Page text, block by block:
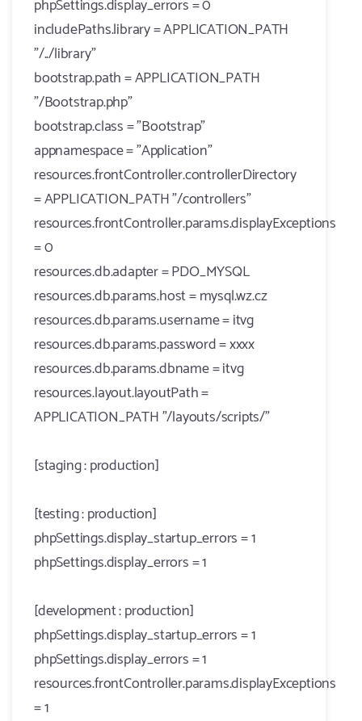
phpSettings.display_errors = 0
includePaths.library = APPLICATION_PATH
"/../library"
bootstrap.path = APPLICATION_PATH
"/Bootstrap.php"
bootstrap.class = "Bootstrap"
appnamespace = "Application"
resources.frontController.controllerDirectory
= APPLICATION_PATH "/controllers"
resources.frontController.params.displayExceptions
= 0
resources.db.adapter = PDO_MYSQL
resources.db.params.host = mysql.wz.cz
resources.db.params.username = itvg
resources.db.params.password = xxxx
resources.db.params.dbname = itvg
resources.layout.layoutPath =
APPLICATION_PATH "/layouts/scripts/"
[staging : production]
[testing : production]
phpSettings.display_startup_errors = 1
phpSettings.display_errors = 1
[development : production]
phpSettings.display_startup_errors = 1
phpSettings.display_errors = 1
resources.frontController.params.displayExceptions
= 1